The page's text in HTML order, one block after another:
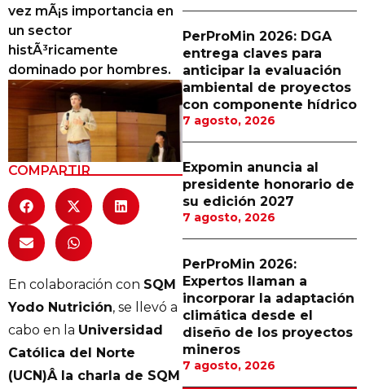
Calendario de Eventos
Revistas Digital
Siguenos
vez mÃ¡s importancia en
un sector
histÃ³ricamente
dominado por hombres.
COMPARTIR
En colaboración con SQM
Yodo Nutrición, se llevó a
cabo en la Universidad
Católica del Norte
(UCN)Â la charla de SQM
PerProMin 2026: DGA
entrega claves para
anticipar la evaluación
ambiental de proyectos
con componente hídrico
7 agosto, 2026
Expomin anuncia al
presidente honorario de
su edición 2027
7 agosto, 2026
PerProMin 2026:
Expertos llaman a
incorporar la adaptación
climática desde el
diseño de los proyectos
mineros
7 agosto, 2026